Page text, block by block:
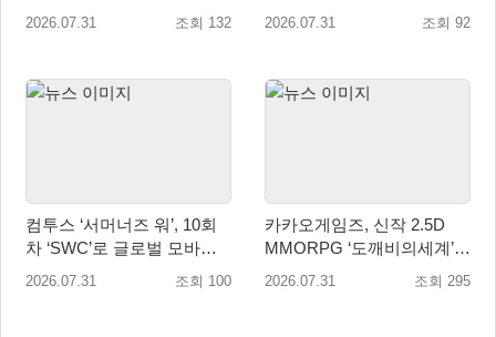
월 1일 진행
2026.07.31 조회 132
치료비 8,800만원 전달
2026.07.31 조회 92
컴투스 ‘서머너즈 워’, 10회
차 ‘SWC’로 글로벌 모바일 e
스포츠 새 지평 열다
2026.07.31 조회 100
카카오게임즈, 신작 2.5D
MMORPG ‘도깨비의세계’
10월 출시 확정… 대표 일러
2026.07.31 조회 295